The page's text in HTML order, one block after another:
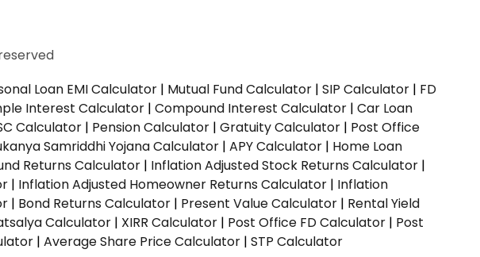
Loan EMI Calculator | Mutual Fund Calculator | SIP Calculator | FD
Interest Calculator | Compound Interest Calculator | Car Loan
Calculator | Pension Calculator | Gratuity Calculator | Post Office
Samriddhi Yojana Calculator | APY Calculator | Home Loan
Returns Calculator | Inflation Adjusted Stock Returns Calculator |
| Inflation Adjusted Homeowner Returns Calculator | Inflation
| Bond Returns Calculator | Present Value Calculator | Rental Yield
Calculator | XIRR Calculator | Post Office FD Calculator | Post
| Average Share Price Calculator | STP Calculator